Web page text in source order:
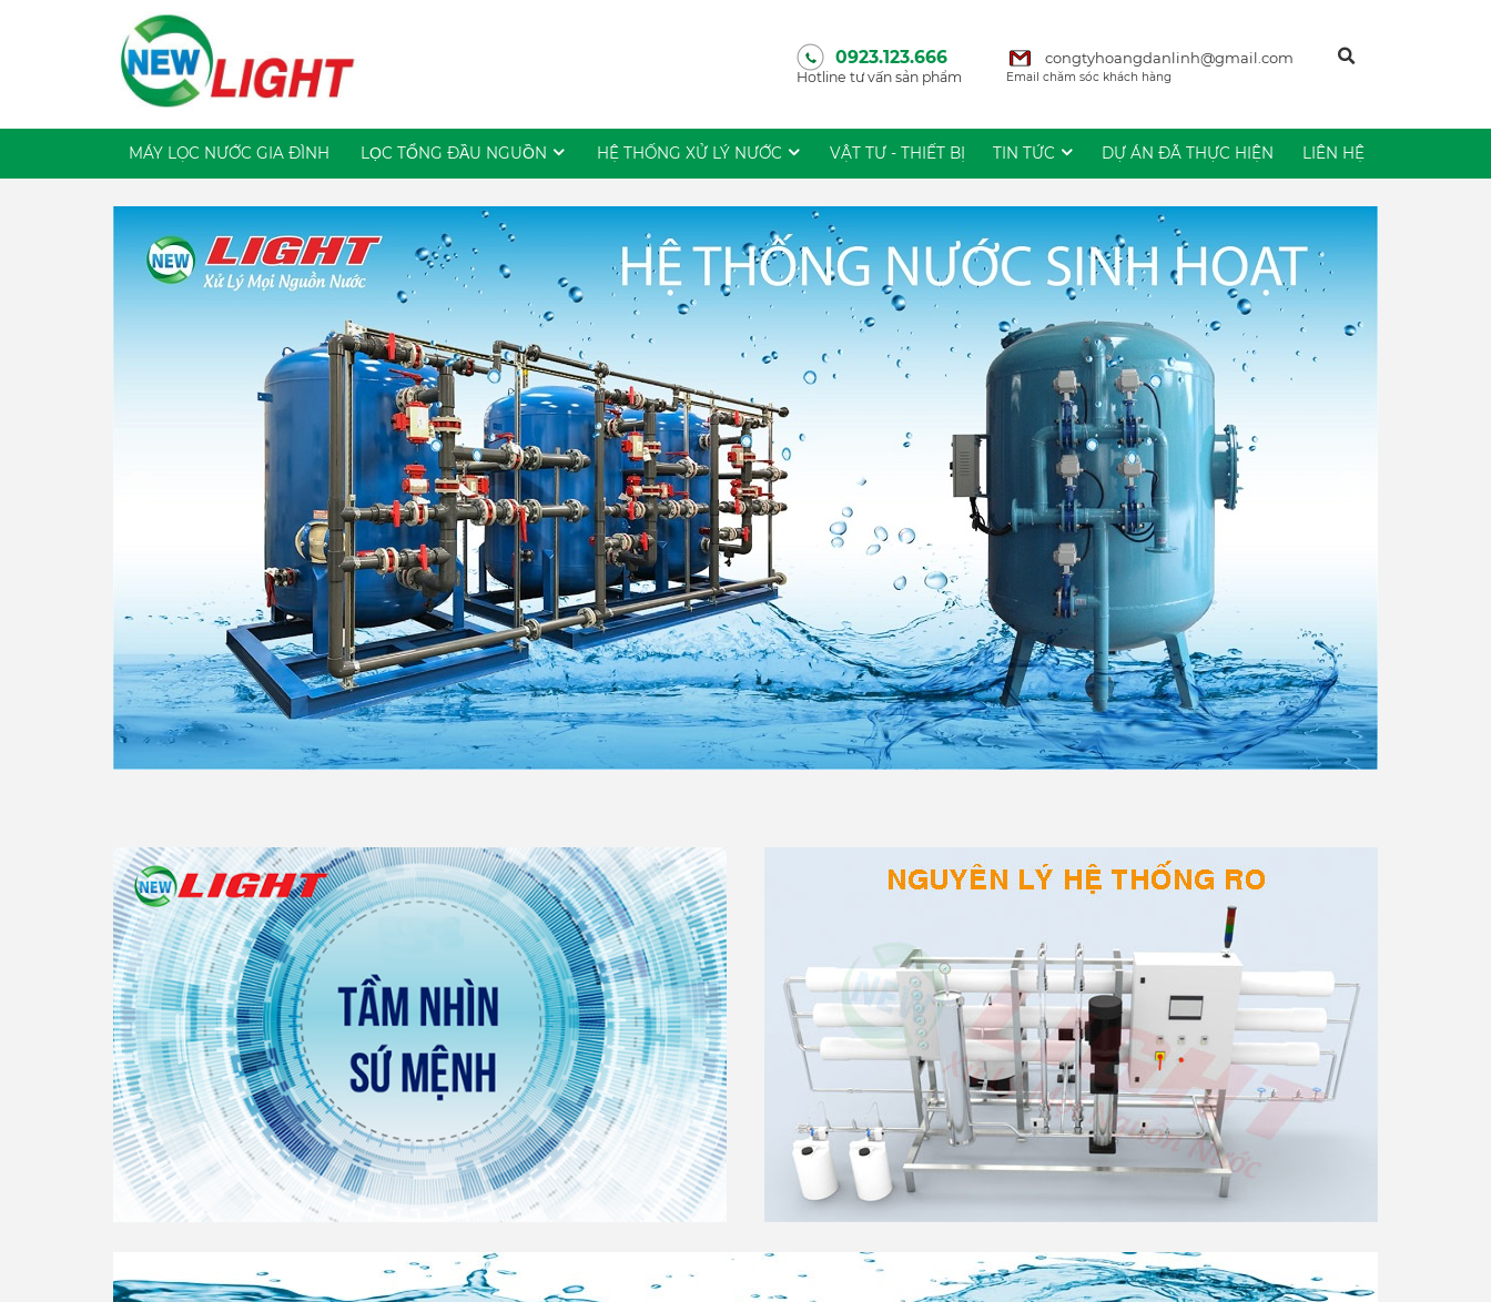
0923.123.666
Hotline tư vấn sản phẩm
congtyhoangdanlinh@gmail.com
Email chăm sóc khách hàng
MÁY LỌC NƯỚC GIA ĐÌNH LỌC TỔNG ĐẦU NGUỒN HỆ THỐNG XỬ LÝ NƯỚC VẬT TƯ - THIẾT BỊ TIN TỨC DỰ ÁN ĐÃ THỰC HIỆN LIÊN HỆ